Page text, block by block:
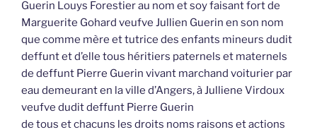
Guerin Louys Forestier au nom et soy faisant fort de
Marguerite Gohard veufve Jullien Guerin en son nom
que comme mère et tutrice des enfants mineurs dudit
deffunt et d’elle tous héritiers paternels et maternels
de deffunt Pierre Guerin vivant marchand voiturier par
eau demeurant en la ville d’Angers, à Julliene Virdoux
veufve dudit deffunt Pierre Guerin
de tous et chacuns les droits noms raisons et actions